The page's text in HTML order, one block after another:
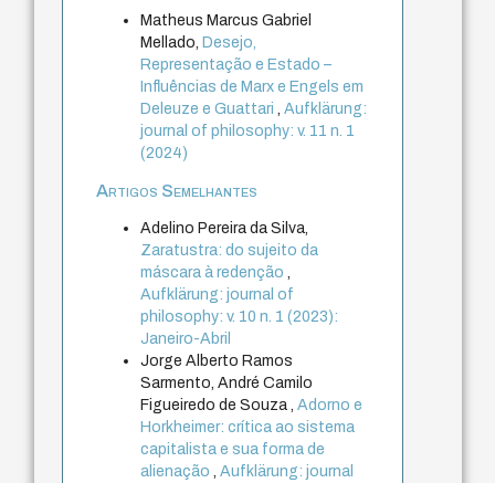
Matheus Marcus Gabriel
Mellado,Desejo,
Representação e Estado –
Influências de Marx e Engels em
Deleuze e Guattari
,Aufklärung:
journal of philosophy: v. 11 n. 1
(2024)
Artigos Semelhantes
Adelino Pereira da Silva,
Zaratustra: do sujeito da
máscara à redenção
Aufklärung: journal of
philosophy: v. 10 n. 1 (2023):
Janeiro-Abril
Jorge Alberto Ramos
Sarmento, André Camilo
Figueiredo de Souza ,Adorno e
Horkheimer: crítica ao sistema
capitalista e sua forma de
alienação
,Aufklärung: journal